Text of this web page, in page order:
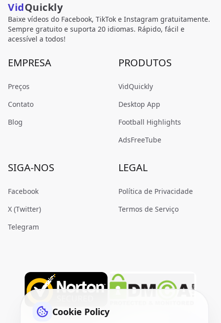
VidQuickly
Baixe vídeos do Facebook, TikTok e Instagram gratuitamente.
Sempre gratuito e suporta 20 idiomas. Rápido, fácil e
acessível a todos!
EMPRESA
Preços
Contato
Blog
PRODUTOS
VidQuickly
Desktop App
Football Highlights
AdsFreeTube
SIGA-NOS
Facebook
X (Twitter)
Telegram
LEGAL
Política de Privacidade
Termos de Serviço
Cookie Policy